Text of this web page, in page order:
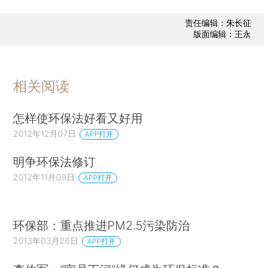
责任编辑：朱长征
版面编辑：王永
相关阅读
怎样使环保法好看又好用
2012年12月07日 APP打开
明争环保法修订
2012年11月09日 APP打开
环保部：重点推进PM2.5污染防治
2013年03月26日 APP打开